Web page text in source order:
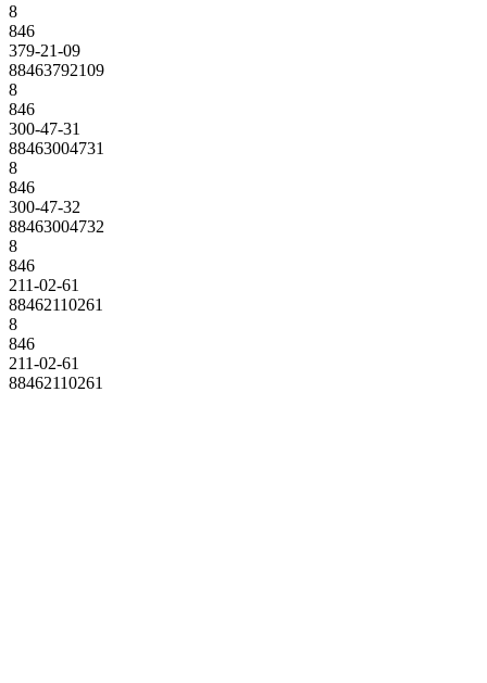
8
846
379-21-09
88463792109
8
846
300-47-31
88463004731
8
846
300-47-32
88463004732
8
846
211-02-61
88462110261
8
846
211-02-61
88462110261